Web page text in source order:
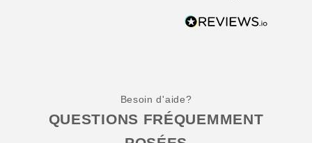
Besoin d'aide?
QUESTIONS FRÉQUEMMENT